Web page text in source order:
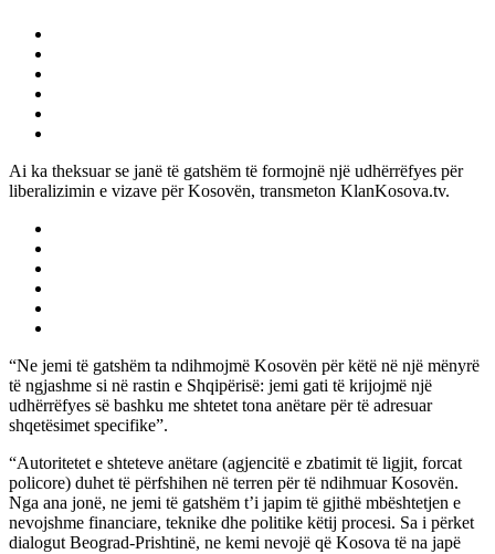
Ai ka theksuar se janë të gatshëm të formojnë një udhërrëfyes për
liberalizimin e vizave për Kosovën, transmeton KlanKosova.tv.
“Ne jemi të gatshëm ta ndihmojmë Kosovën për këtë në një mënyrë
të ngjashme si në rastin e Shqipërisë: jemi gati të krijojmë një
udhërrëfyes së bashku me shtetet tona anëtare për të adresuar
shqetësimet specifike”.
“Autoritetet e shteteve anëtare (agjencitë e zbatimit të ligjit, forcat
policore) duhet të përfshihen në terren për të ndihmuar Kosovën.
Nga ana jonë, ne jemi të gatshëm t’i japim të gjithë mbështetjen e
nevojshme financiare, teknike dhe politike këtij procesi. Sa i përket
dialogut Beograd-Prishtinë, ne kemi nevojë që Kosova të na japë